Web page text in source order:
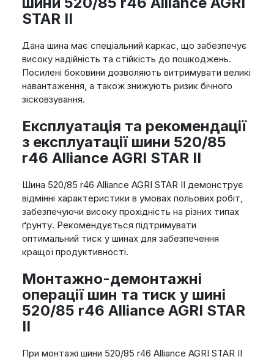
STAR II
Дана шина має спеціальний каркас, що забезпечує
високу надійність та стійкість до пошкоджень.
Посилені боковини дозволяють витримувати великі
навантаження, а також знижують ризик бічного
зісковзування.
Експлуатація та рекомендації
з експлуатації шини 520/85
r46 Alliance AGRI STAR II
Шина 520/85 r46 Alliance AGRI STAR II демонструє
відмінні характеристики в умовах польових робіт,
забезпечуючи високу прохідність на різних типах
ґрунту. Рекомендується підтримувати
оптимальний тиск у шинах для забезпечення
кращої продуктивності.
Монтажно-демонтажні
операції шин та тиск у шині
520/85 r46 Alliance AGRI STAR
II
При монтажі шини 520/85 r46 Alliance AGRI STAR II